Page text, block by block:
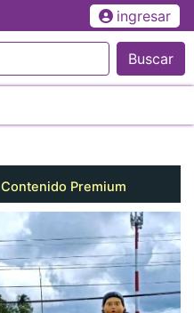
ingresar
Buscar
Contenido Premium